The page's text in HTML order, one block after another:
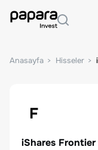
Anasayfa Hisseler
F
iShares